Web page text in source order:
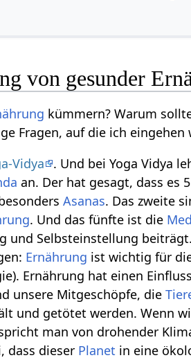
von gesunder
kümmern? Warum
Fragen, auf die ich eingehen
Vidya . Und bei Yoga Vidya
an. Der hat gesagt, dass es
Asanas. Das zweite
. Und das fünfte ist die
und Selbsteinstellung
Ernährung ist wichtig für
Ernährung hat einen
unsere Mitgeschöpfe, die
und getötet werden. Wenn
man von drohender
dass dieser Planet in eine